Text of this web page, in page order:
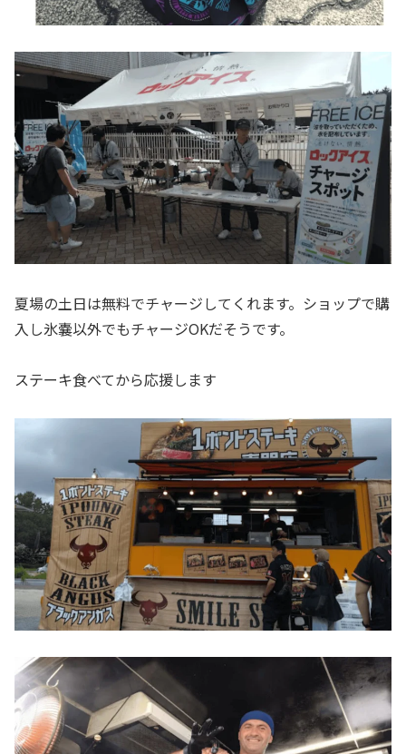
夏場の土日は無料でチャージしてくれます。ショップで購
入し氷嚢以外でもチャージOKだそうです。
ステーキ食べてから応援します